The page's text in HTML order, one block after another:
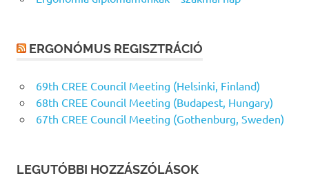
ERGONÓMUS REGISZTRÁCIÓ
69th CREE Council Meeting (Helsinki, Finland)
68th CREE Council Meeting (Budapest, Hungary)
67th CREE Council Meeting (Gothenburg, Sweden)
LEGUTÓBBI HOZZÁSZÓLÁSOK